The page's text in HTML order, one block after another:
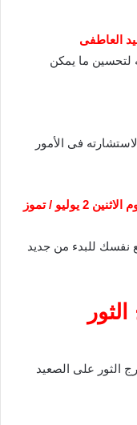
لتحسين ما يمكن
فى الأمور
توقعات علماء الفلك لمواليد برج الحمل اليوم الاثنين 2 يوليو / تموز
نفسك للبدء من جديد
الثور على الصعيد